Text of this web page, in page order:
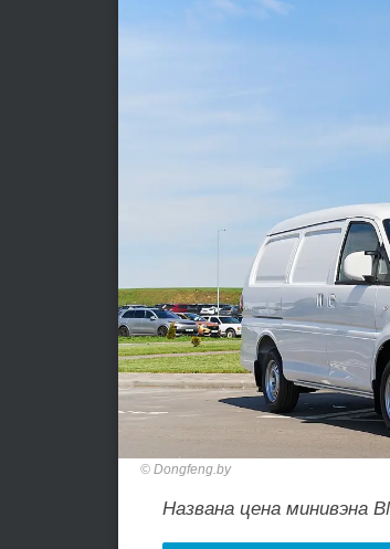
Dongfeng.by
Названа цена минивэна